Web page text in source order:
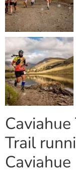
Trail
Caviahue